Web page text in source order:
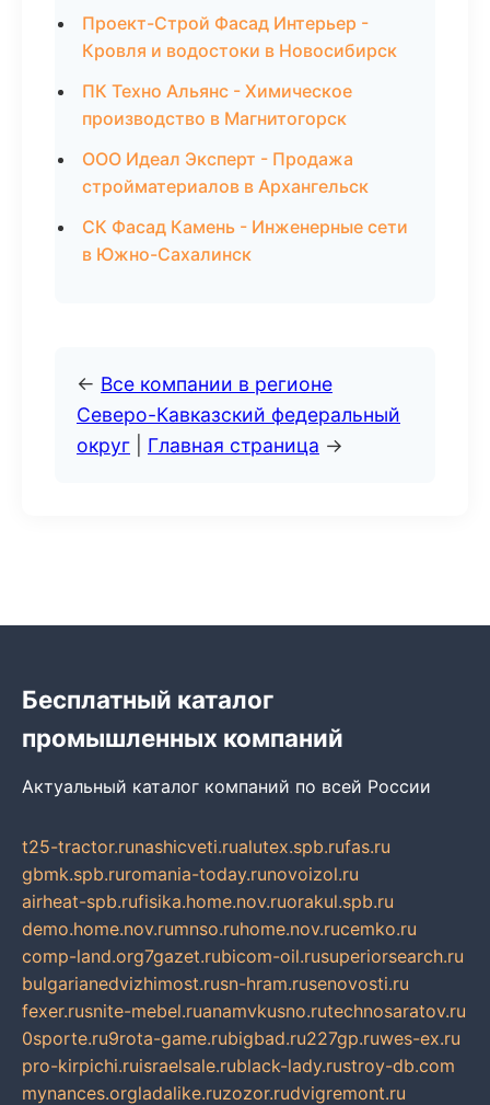
Проект-Строй Фасад Интерьер -
Кровля и водостоки в Новосибирск
ПК Техно Альянс - Химическое
производство в Магнитогорск
ООО Идеал Эксперт - Продажа
стройматериалов в Архангельск
СК Фасад Камень - Инженерные сети
в Южно-Сахалинск
← Все компании в регионе
Северо-Кавказский федеральный
округ
Главная страница →
Бесплатный каталог
промышленных компаний
Актуальный каталог компаний по всей России
t25-tractor.runashicveti.rualutex.spb.rufas.ru
gbmk.spb.ruromania-today.runovoizol.ru
airheat-spb.rufisika.home.nov.ruorakul.spb.ru
demo.home.nov.rumnso.ruhome.nov.rucemko.ru
comp-land.org7gazet.rubicom-oil.rusuperiorsearch.ru
bulgarianedvizhimost.rusn-hram.rusenovosti.ru
fexer.rusnite-mebel.ruanamvkusno.rutechnosaratov.ru
0sporte.ru9rota-game.rubigbad.ru227gp.ruwes-ex.ru
pro-kirpichi.ruisraelsale.rublack-lady.rustroy-db.com
mynances.orgladalike.ruzozor.rudvigremont.ru